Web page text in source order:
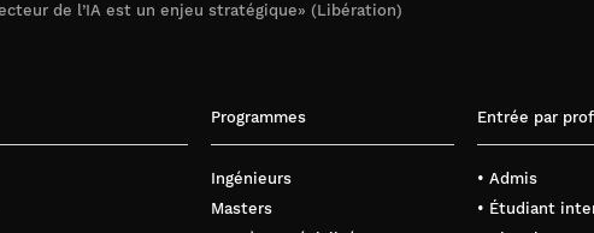
de l’IA est un enjeu stratégique» (Libération)
Programmes
Ingénieurs
Masters
Entrée par
• Admis
• Étudiant